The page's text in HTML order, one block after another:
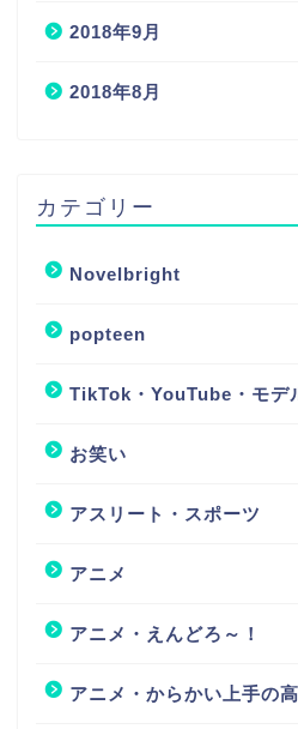
2018年9月
2018年8月
カテゴリー
Novelbright
popteen
TikTok・YouTube・モデ
お笑い
アスリート・スポーツ
アニメ
アニメ・えんどろ～！
アニメ・からかい上手の